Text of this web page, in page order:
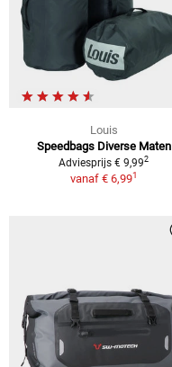
Louis
Speedbags Diverse Maten
Adviesprijs € 9,992
vanaf € 6,991